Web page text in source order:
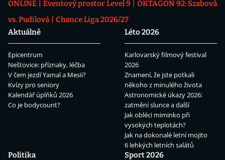
ONLINE
Eventový prostor Level 9
OKTAGON 92: Szabová
vs. Pudilová
Chance Liga 2026/27
Aktuálně
Epicentrum
Neštovice: příznaky, léčba
V čem jezdí Yamal a Mesii?
Kvízy pro seniory
Kalendář úplňků 2026
Co je bodycount?
Léto 2026
Karlovarský filmový festival
2026
Znamení, že jste potkali
někoho z minulého života
Astronomické úkazy 2026:
zatmění slunce a další
Jak obléci miminko při
vysokých teplotách?
Jak na dokonalé letní mojito
6 lehkých letních salátů
Politika
Sport 2026